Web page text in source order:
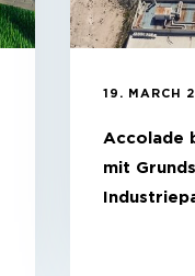
19. MARCH
Accolade
mit